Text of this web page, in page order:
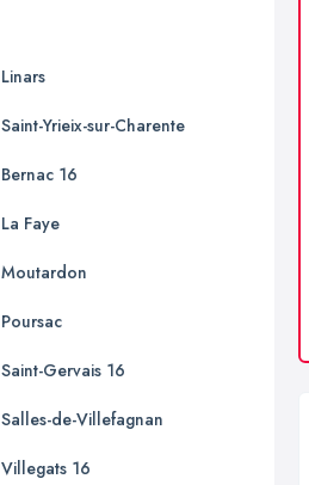
Linars
Saint-Yrieix-sur-Charente
Bernac 16
La Faye
Moutardon
Poursac
Saint-Gervais 16
Salles-de-Villefagnan
Villegats 16